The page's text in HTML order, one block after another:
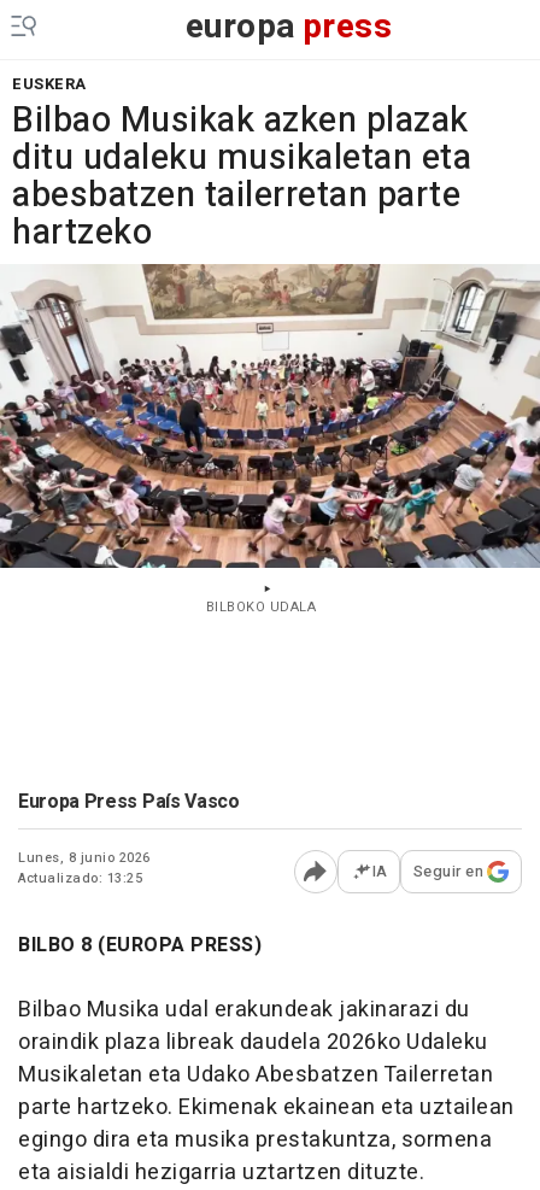
europa press
EUSKERA
Bilbao Musikak azken plazak
ditu udaleku musikaletan eta
abesbatzen tailerretan parte
hartzeko
BILBOKO UDALA
Europa Press País Vasco
Lunes, 8 junio 2026
Actualizado: 13:25
Abrir opciones para
IA Seguir en
BILBO 8 (EUROPA PRESS)
Bilbao Musika udal erakundeak jakinarazi du
oraindik plaza libreak daudela 2026ko Udaleku
Musikaletan eta Udako Abesbatzen Tailerretan
parte hartzeko. Ekimenak ekainean eta uztailean
egingo dira eta musika prestakuntza, sormena
eta aisialdi hezigarria uztartzen dituzte.